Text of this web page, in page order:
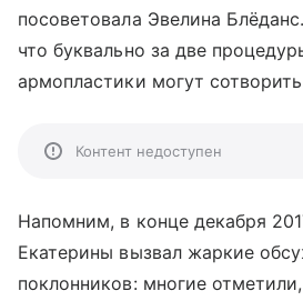
посоветовала Эвелина
что буквально за две
армопластики могут
Контент недоступен
Напомним, в конце декабря
Екатерины вызвал жаркие
поклонников: многие